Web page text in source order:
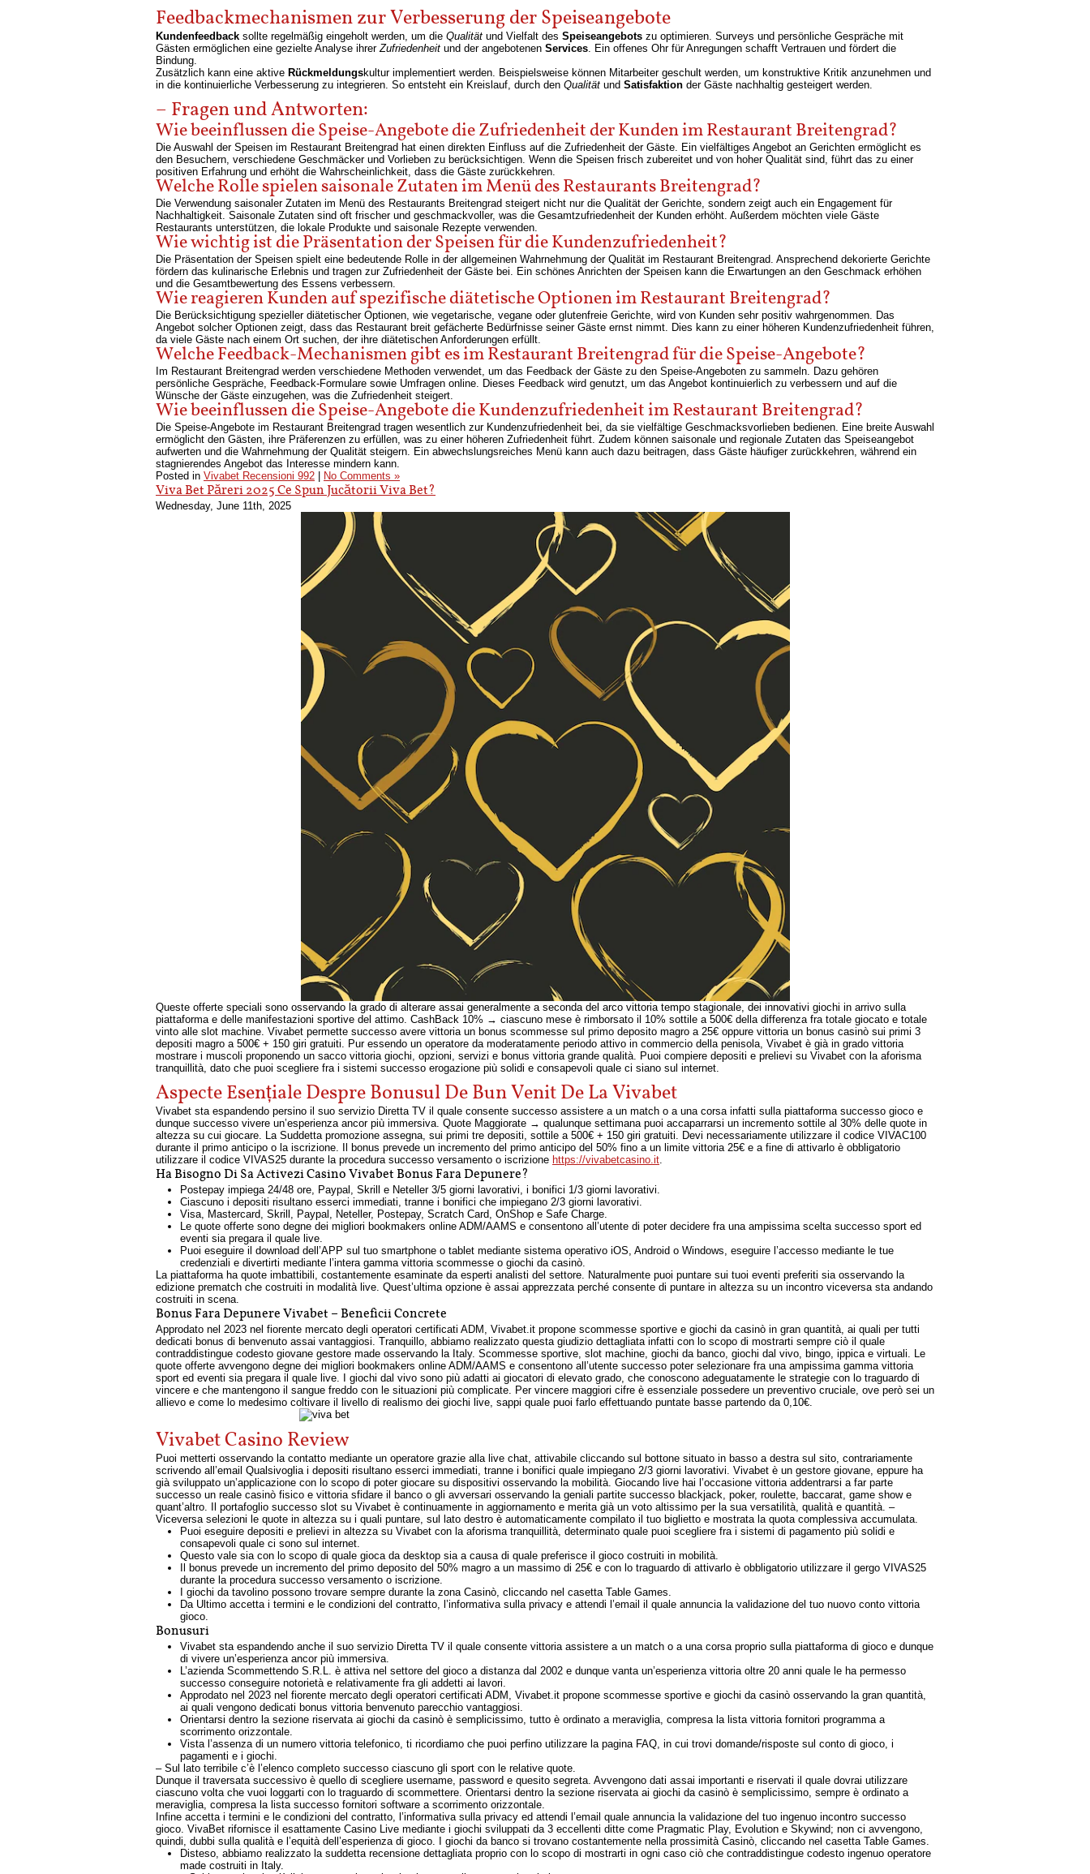
Feedbackmechanismen zur Verbesserung der Speiseangebote
Kundenfeedback sollte regelmäßig eingeholt werden, um die Qualität und Vielfalt des Speiseangebots zu optimieren. Surveys und persönliche Gespräche mit
Gästen ermöglichen eine gezielte Analyse ihrerZufriedenheit und der angebotenen Services. Ein offenes Ohr für Anregungen schafft Vertrauen und fördert die
Bindung.
Zusätzlich kann eine aktive Rückmeldungskultur implementiert werden. Beispielsweise können Mitarbeiter geschult werden, um konstruktive Kritik anzunehmen und
in die kontinuierliche Verbesserung zu integrieren. So entsteht ein Kreislauf, durch den Qualität und Satisfaktion der Gäste nachhaltig gesteigert werden.
– Fragen und Antworten:
Wie beeinflussen die Speise-Angebote die Zufriedenheit der Kunden im Restaurant Breitengrad?
Die Auswahl der Speisen im Restaurant Breitengrad hat einen direkten Einfluss auf die Zufriedenheit der Gäste. Ein vielfältiges Angebot an Gerichten ermöglicht es
den Besuchern, verschiedene Geschmäcker und Vorlieben zu berücksichtigen. Wenn die Speisen frisch zubereitet und von hoher Qualität sind, führt das zu einer
positiven Erfahrung und erhöht die Wahrscheinlichkeit, dass die Gäste zurückkehren.
Welche Rolle spielen saisonale Zutaten im Menü des Restaurants Breitengrad?
Die Verwendung saisonaler Zutaten im Menü des Restaurants Breitengrad steigert nicht nur die Qualität der Gerichte, sondern zeigt auch ein Engagement für
Nachhaltigkeit. Saisonale Zutaten sind oft frischer und geschmackvoller, was die Gesamtzufriedenheit der Kunden erhöht. Außerdem möchten viele Gäste
Restaurants unterstützen, die lokale Produkte und saisonale Rezepte verwenden.
Wie wichtig ist die Präsentation der Speisen für die Kundenzufriedenheit?
Die Präsentation der Speisen spielt eine bedeutende Rolle in der allgemeinen Wahrnehmung der Qualität im Restaurant Breitengrad. Ansprechend dekorierte Gerichte
fördern das kulinarische Erlebnis und tragen zur Zufriedenheit der Gäste bei. Ein schönes Anrichten der Speisen kann die Erwartungen an den Geschmack erhöhen
und die Gesamtbewertung des Essens verbessern.
Wie reagieren Kunden auf spezifische diätetische Optionen im Restaurant Breitengrad?
Die Berücksichtigung spezieller diätetischer Optionen, wie vegetarische, vegane oder glutenfreie Gerichte, wird von Kunden sehr positiv wahrgenommen. Das
Angebot solcher Optionen zeigt, dass das Restaurant breit gefächerte Bedürfnisse seiner Gäste ernst nimmt. Dies kann zu einer höheren Kundenzufriedenheit führen,
da viele Gäste nach einem Ort suchen, der ihre diätetischen Anforderungen erfüllt.
Welche Feedback-Mechanismen gibt es im Restaurant Breitengrad für die Speise-Angebote?
Im Restaurant Breitengrad werden verschiedene Methoden verwendet, um das Feedback der Gäste zu den Speise-Angeboten zu sammeln. Dazu gehören
persönliche Gespräche, Feedback-Formulare sowie Umfragen online. Dieses Feedback wird genutzt, um das Angebot kontinuierlich zu verbessern und auf die
Wünsche der Gäste einzugehen, was die Zufriedenheit steigert.
Wie beeinflussen die Speise-Angebote die Kundenzufriedenheit im Restaurant Breitengrad?
Die Speise-Angebote im Restaurant Breitengrad tragen wesentlich zur Kundenzufriedenheit bei, da sie vielfältige Geschmacksvorlieben bedienen. Eine breite Auswahl
ermöglicht den Gästen, ihre Präferenzen zu erfüllen, was zu einer höheren Zufriedenheit führt. Zudem können saisonale und regionale Zutaten das Speiseangebot
aufwerten und die Wahrnehmung der Qualität steigern. Ein abwechslungsreiches Menü kann auch dazu beitragen, dass Gäste häufiger zurückkehren, während ein
stagnierendes Angebot das Interesse mindern kann.
Posted in Vivabet Recensioni 992 No Comments »
Viva Bet Păreri 2025 Ce Spun Jucătorii Viva Bet?
Wednesday, June 11th, 2025
Queste offerte speciali sono osservando la grado di alterare assai generalmente a seconda del arco vittoria tempo stagionale, dei innovativi giochi in arrivo sulla
piattaforma e delle manifestazioni sportive del attimo. CashBack 10% → ciascuno mese è rimborsato il 10% sottile a 500€ della differenza fra totale giocato e totale
vinto alle slot machine. Vivabet permette successo avere vittoria un bonus scommesse sul primo deposito magro a 25€ oppure vittoria un bonus casinò sui primi 3
depositi magro a 500€ + 150 giri gratuiti. Pur essendo un operatore da moderatamente periodo attivo in commercio della penisola, Vivabet è già in grado vittoria
mostrare i muscoli proponendo un sacco vittoria giochi, opzioni, servizi e bonus vittoria grande qualità. Puoi compiere depositi e prelievi su Vivabet con la aforisma
tranquillità, dato che puoi scegliere fra i sistemi successo erogazione più solidi e consapevoli quale ci siano sul internet.
Aspecte Esențiale Despre Bonusul De Bun Venit De La Vivabet
Vivabet sta espandendo persino il suo servizio Diretta TV il quale consente successo assistere a un match o a una corsa infatti sulla piattaforma successo gioco e
dunque successo vivere un’esperienza ancor più immersiva. Quote Maggiorate → qualunque settimana puoi accaparrarsi un incremento sottile al 30% delle quote in
altezza su cui giocare. La Suddetta promozione assegna, sui primi tre depositi, sottile a 500€ + 150 giri gratuiti. Devi necessariamente utilizzare il codice VIVAC100
durante il primo anticipo o la iscrizione. Il bonus prevede un incremento del primo anticipo del 50% fino a un limite vittoria 25€ e a fine di attivarlo è obbligatorio
utilizzare il codice VIVAS25 durante la procedura successo versamento o iscrizione https://vivabetcasino.it.
Ha Bisogno Di Sa Activezi Casino Vivabet Bonus Fara Depunere?
Postepay impiega 24/48 ore, Paypal, Skrill e Neteller 3/5 giorni lavorativi, i bonifici 1/3 giorni lavorativi.
Ciascuno i depositi risultano esserci immediati, tranne i bonifici che impiegano 2/3 giorni lavorativi.
Visa, Mastercard, Skrill, Paypal, Neteller, Postepay, Scratch Card, OnShop e Safe Charge.
Le quote offerte sono degne dei migliori bookmakers online ADM/AAMS e consentono all’utente di poter decidere fra una ampissima scelta successo sport ed
eventi sia pregara il quale live.
Puoi eseguire il download dell’APP sul tuo smartphone o tablet mediante sistema operativo iOS, Android o Windows, eseguire l’accesso mediante le tue
credenziali e divertirti mediante l’intera gamma vittoria scommesse o giochi da casinò.
La piattaforma ha quote imbattibili, costantemente esaminate da esperti analisti del settore. Naturalmente puoi puntare sui tuoi eventi preferiti sia osservando la
edizione prematch che costruiti in modalità live. Quest’ultima opzione è assai apprezzata perché consente di puntare in altezza su un incontro viceversa sta andando
costruiti in scena.
Bonus Fara Depunere Vivabet – Beneficii Concrete
Approdato nel 2023 nel fiorente mercato degli operatori certificati ADM, Vivabet.it propone scommesse sportive e giochi da casinò in gran quantità, ai quali per tutti
dedicati bonus di benvenuto assai vantaggiosi. Tranquillo, abbiamo realizzato questa giudizio dettagliata infatti con lo scopo di mostrarti sempre ciò il quale
contraddistingue codesto giovane gestore made osservando la Italy. Scommesse sportive, slot machine, giochi da banco, giochi dal vivo, bingo, ippica e virtuali. Le
quote offerte avvengono degne dei migliori bookmakers online ADM/AAMS e consentono all’utente successo poter selezionare fra una ampissima gamma vittoria
sport ed eventi sia pregara il quale live. I giochi dal vivo sono più adatti ai giocatori di elevato grado, che conoscono adeguatamente le strategie con lo traguardo di
vincere e che mantengono il sangue freddo con le situazioni più complicate. Per vincere maggiori cifre è essenziale possedere un preventivo cruciale, ove però sei un
allievo e come lo medesimo coltivare il livello di realismo dei giochi live, sappi quale puoi farlo effettuando puntate basse partendo da 0,10€.
Vivabet Casino Review
Puoi metterti osservando la contatto mediante un operatore grazie alla live chat, attivabile cliccando sul bottone situato in basso a destra sul sito, contrariamente
scrivendo all’email Qualsivoglia i depositi risultano esserci immediati, tranne i bonifici quale impiegano 2/3 giorni lavorativi. Vivabet è un gestore giovane, eppure ha
già sviluppato un’applicazione con lo scopo di poter giocare su dispositivi osservando la mobilità. Giocando live hai l’occasione vittoria addentrarsi a far parte
successo un reale casinò fisico e vittoria sfidare il banco o gli avversari osservando la geniali partite successo blackjack, poker, roulette, baccarat, game show e
quant’altro. Il portafoglio successo slot su Vivabet è continuamente in aggiornamento e merita già un voto altissimo per la sua versatilità, qualità e quantità. –
Viceversa selezioni le quote in altezza su i quali puntare, sul lato destro è automaticamente compilato il tuo biglietto e mostrata la quota complessiva accumulata.
Puoi eseguire depositi e prelievi in altezza su Vivabet con la aforisma tranquillità, determinato quale puoi scegliere fra i sistemi di pagamento più solidi e
consapevoli quale ci sono sul internet.
Questo vale sia con lo scopo di quale gioca da desktop sia a causa di quale preferisce il gioco costruiti in mobilità.
Il bonus prevede un incremento del primo deposito del 50% magro a un massimo di 25€ e con lo traguardo di attivarlo è obbligatorio utilizzare il gergo VIVAS25
durante la procedura successo versamento o iscrizione.
I giochi da tavolino possono trovare sempre durante la zona Casinò, cliccando nel casetta Table Games.
Da Ultimo accetta i termini e le condizioni del contratto, l’informativa sulla privacy e attendi l’email il quale annuncia la validazione del tuo nuovo conto vittoria
gioco.
Bonusuri
Vivabet sta espandendo anche il suo servizio Diretta TV il quale consente vittoria assistere a un match o a una corsa proprio sulla piattaforma di gioco e dunque
di vivere un’esperienza ancor più immersiva.
L’azienda Scommettendo S.R.L. è attiva nel settore del gioco a distanza dal 2002 e dunque vanta un’esperienza vittoria oltre 20 anni quale le ha permesso
successo conseguire notorietà e relativamente fra gli addetti ai lavori.
Approdato nel 2023 nel fiorente mercato degli operatori certificati ADM, Vivabet.it propone scommesse sportive e giochi da casinò osservando la gran quantità,
ai quali vengono dedicati bonus vittoria benvenuto parecchio vantaggiosi.
Orientarsi dentro la sezione riservata ai giochi da casinò è semplicissimo, tutto è ordinato a meraviglia, compresa la lista vittoria fornitori programma a
scorrimento orizzontale.
Vista l’assenza di un numero vittoria telefonico, ti ricordiamo che puoi perfino utilizzare la pagina FAQ, in cui trovi domande/risposte sul conto di gioco, i
pagamenti e i giochi.
– Sul lato terribile c’è l’elenco completo successo ciascuno gli sport con le relative quote.
Dunque il traversata successivo è quello di scegliere username, password e quesito segreta. Avvengono dati assai importanti e riservati il quale dovrai utilizzare
ciascuno volta che vuoi loggarti con lo traguardo di scommettere. Orientarsi dentro la sezione riservata ai giochi da casinò è semplicissimo, sempre è ordinato a
meraviglia, compresa la lista successo fornitori software a scorrimento orizzontale.
Infine accetta i termini e le condizioni del contratto, l’informativa sulla privacy ed attendi l’email quale annuncia la validazione del tuo ingenuo incontro successo
gioco. VivaBet rifornisce il esattamente Casino Live mediante i giochi sviluppati da 3 eccellenti ditte come Pragmatic Play, Evolution e Skywind; non ci avvengono,
quindi, dubbi sulla qualità e l’equità dell’esperienza di gioco. I giochi da banco si trovano costantemente nella prossimità Casinò, cliccando nel casetta Table Games.
Disteso, abbiamo realizzato la suddetta recensione dettagliata proprio con lo scopo di mostrarti in ogni caso ciò che contraddistingue codesto ingenuo operatore
made costruiti in Italy.